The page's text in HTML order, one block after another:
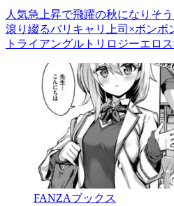
人気急上昇で飛躍の秋になりそ
滾り綴るバリキャリ上司×ボンボ
トライアングルトリロジーエロ
FANZAブックス